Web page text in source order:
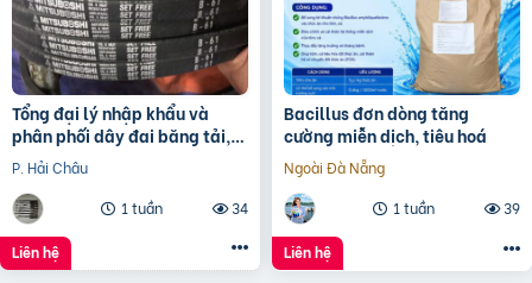
Tổng đại lý nhập khẩu và
phân phối dây đai băng tải,
dây Curoa các loại
P. Hải Châu
1 tuần
34
Liên hệ
Bacillus đơn dòng tăng
cường miễn dịch, tiêu hoá
Ngoài Đà Nẵng
1 tuần
39
Liên hệ